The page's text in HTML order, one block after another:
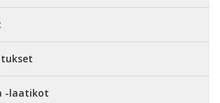
-laatikot